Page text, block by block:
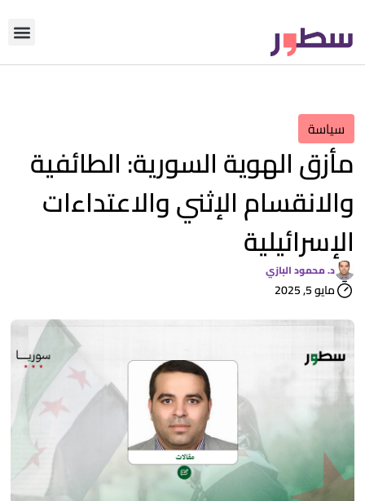
سياسة
مأزق الهوية السورية: الطائفية
والانقسام الإثني والاعتداءات
الإسرائيلية
د. محمود البازي
مايو 5, 2025